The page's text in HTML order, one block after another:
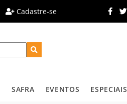
Cadastre-se
SAFRA EVENTOS ESPECIAIS